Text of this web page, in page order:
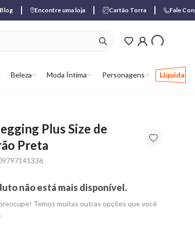
Encontre uma loja Cartão Torra Fale
Beleza Moda Íntima Personagens Liquida
ver produtos
Plus Size de
Preta
não está mais disponível.
Temos muitas outras opções que você